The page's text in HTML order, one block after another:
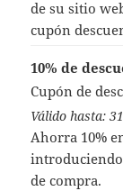
de su sitio
cupón
10% de
Cupón de
Válido hasta:
Ahorra 10%
introduciendo
de compra.